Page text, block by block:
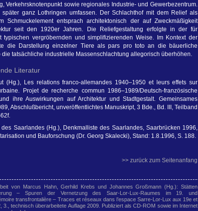
Verkehrsknotenpunkt sowie regionales Industrie- und Gewerbezentrum.
ganz Lothringen umfassen. Der Schlachthof mit dem Relief als
Schmuckelement entsprach architektonisch der auf Zweckmäßigkeit
seit den 1920er Jahren. Die Reliefgestaltung erfolgte in der für
typischen vergröbernden und simplifizierenden Weise. Im Kontext der
die Darstellung einzelner Tiere als pars pro toto an die bäuerliche
die tatsächliche industrielle Massenschlachtung allegorisch überhöhen.
Literatur
(Hg.), Les relations franco-allemandes 1940–1950 et leurs effets sur
Projet de recherche commun 1986–1989/Deutsch-französische
ihre Auswirkungen auf Architektur und Stadtgestalt. Gemeinsames
Abschlußbericht, unveröffentlichtes Manuskript, 3 Bde., Bd. III, Teilband
Saarlandes (Hg.), Denkmalliste des Saarlandes, Saarbrücken 1996,
und Bauforschung (Dr. Georg Skalecki), Stand: 1.8.1996, S. 188.
>> zurück zum Seitenanfang
von Marcus Hahn, Gerhild Krebs und Johannes Großmann (Hg.): Stätten
– Spuren der Vernetzung des Saar-Lor-Lux-Raumes im 19. und
transfrontalière – Traces et réseaux dans l’espace Sarre-Lor-Lux aux 19e et
3., technisch überarbeitete Auflage 2009. Publiziert als CD-ROM sowie im Internet